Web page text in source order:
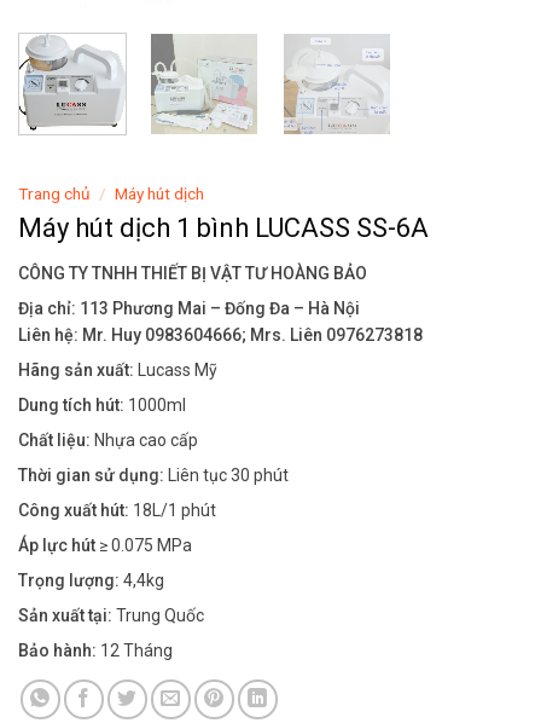
Trang chủ / Máy hút dịch
Máy hút dịch 1 bình LUCASS SS-6A
CÔNG TY TNHH THIẾT BỊ VẬT TƯ HOÀNG BẢO
Địa chỉ: 113 Phương Mai – Đống Đa – Hà Nội
Liên hệ: Mr. Huy 0983604666; Mrs. Liên 0976273818
Hãng sản xuất: Lucass Mỹ
Dung tích hút: 1000ml
Chất liệu: Nhựa cao cấp
Thời gian sử dụng: Liên tục 30 phút
Công xuất hút: 18L/1 phút
Áp lực hút ≥ 0.075 MPa
Trọng lượng: 4,4kg
Sản xuất tại: Trung Quốc
Bảo hành: 12 Tháng